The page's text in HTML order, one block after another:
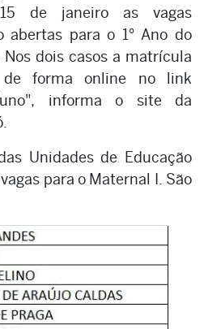
de janeiro as vagas
abertas para o 1° Ano do
dois casos a matrícula
de forma online no link
informa o site da
Unidades de Educação
para o Maternal I. São